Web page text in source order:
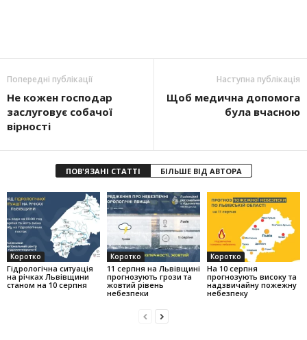
Попередні публікації
Не кожен господар
заслуговує собачої
вірності
Наступна публікація
Щоб медична допомога
була вчасною
ПОВ'ЯЗАНІ СТАТТІ БІЛЬШЕ ВІД АВТОРА
Коротко
Гідрологічна ситуація
на річках Львівщини
станом на 10 серпня
Коротко
11 серпня на Львівщині
прогнозують грози та
жовтий рівень
небезпеки
Коротко
На 10 серпня
прогнозують високу та
надзвичайну пожежну
небезпеку